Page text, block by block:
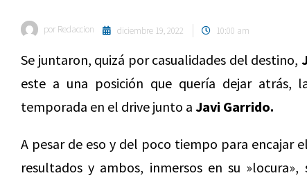
por Redaccion diciembre 19, 2022 10:00 am
Se juntaron, quizá por casualidades del destino,
este a una posición que quería dejar atrás,
temporada en el drive junto a Javi Garrido.
A pesar de eso y del poco tiempo para encajar
resultados y ambos, inmersos en su